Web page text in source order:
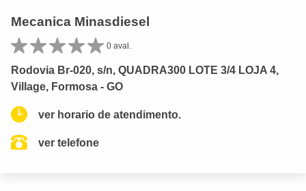
Mecanica Minasdiesel
0 aval.
Rodovia Br-020, s/n, QUADRA300 LOTE 3/4 LOJA 4,
Village, Formosa - GO
ver horario de atendimento.
ver telefone